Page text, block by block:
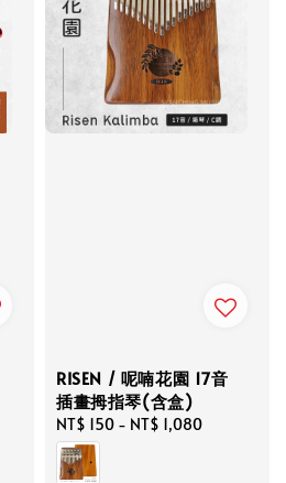
RISEN / 呢喃花園 17音
插畫拇指琴(含盒)
Regular
price
NT$ 150 - NT$ 1,080